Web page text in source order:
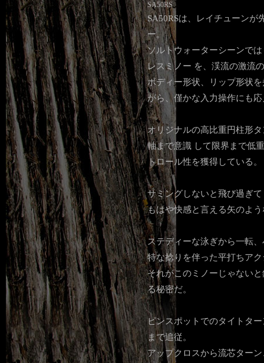
SA50RS
SA50RSは、レイチューンが
ー。
ソルトウォーターシーンで
レスミノー を、渓流の激流
ボディー形状、リップ形状
がら、僅かな入力操作にも
オリジナルの高比重円柱形
軸まで意識 して限界まで低
トロール性を獲得している。
サミングしないと飛び過ぎ
もはや快感と言える矢のよ
ステディーな泳ぎから一転
特な捻りを伴った平打ちア
それがこのミノーじゃない
る秘密だ。
ピンスポットでのタイトタ
まで追従。
アップクロスから流芯ター